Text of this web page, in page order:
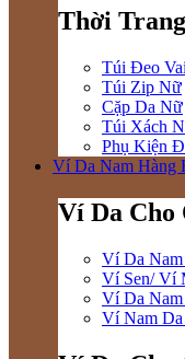
Thời
Túi Đeo Vai
Túi Zip Nữ
Cặp Da Nữ
Túi Xách
Phụ Kiện
Ví Da Nam Hàng
Ví Da Cho
Ví Da
Ví Sen/ Ví
Ví Da Nam
Ví Nam Da